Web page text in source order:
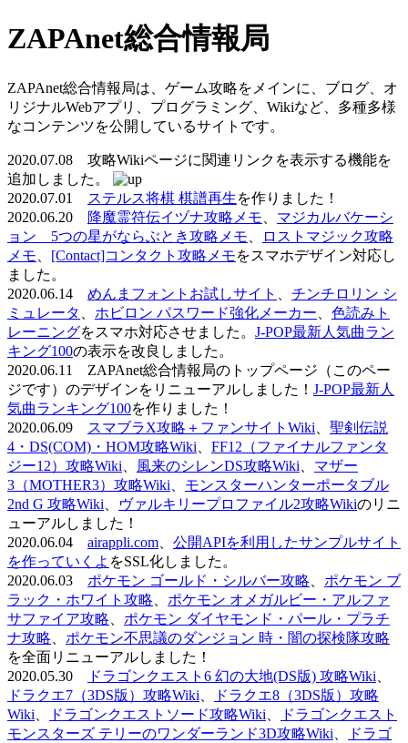
ZAPAnet総合情報局
ZAPAnet総合情報局は、ゲーム攻略をメインに、ブログ、オ
リジナルWebアプリ、プログラミング、Wikiなど、多種多様
なコンテンツを公開しているサイトです。
2020.07.08 攻略Wikiページに関連リンクを表示する機能を
追加しました。
2020.07.01
ステルス将棋 棋譜再生を作りました！
2020.06.20
降魔霊符伝イヅナ攻略メモ
マジカルバケーシ
ョン 5つの星がならぶとき攻略メモ
ロストマジック攻略
メモ
[Contact]コンタクト攻略メモをスマホデザイン対応し
ました。
2020.06.14 めんまフォントお試しサイト
チンチロリン シ
ミュレータ
ホビロン パスワード強化メーカー
色読みト
レーニングをスマホ対応させました。 J-POP最新人気曲ラン
キング100の表示を改良しました。
2020.06.11 ZAPAnet総合情報局のトップページ（このペー
ジです）のデザインをリニューアルしました！ J-POP最新人
気曲ランキング100を作りました！
2020.06.09
スマブラX攻略＋ファンサイトWiki
聖剣伝説
4・DS(COM)・HOM攻略Wiki
FF12（ファイナルファンタ
ジー12）攻略Wiki
風来のシレンDS攻略Wiki
マザー
3（MOTHER3）攻略Wiki
モンスターハンターポータブル
2nd G 攻略Wiki
ヴァルキリープロファイル2攻略Wikiのリニ
ューアルしました！
2020.06.04 airappli.com
公開APIを利用したサンプルサイト
を作っていくよ をSSL化しました。
2020.06.03 ポケモン ゴールド・シルバー攻略
ポケモン ブ
ラック・ホワイト攻略
ポケモン オメガルビー・アルファ
サファイア攻略
ポケモン ダイヤモンド・パール・プラチ
ナ攻略
ポケモン不思議のダンジョン 時・闇の探検隊攻略
を全面リニューアルしました！
2020.05.30
ドラゴンクエスト6 幻の大地(DS版) 攻略Wiki
ドラクエ7（3DS版）攻略Wiki
ドラクエ8（3DS版）攻略
Wiki
ドラゴンクエストソード攻略Wiki
ドラゴンクエスト
モンスターズ テリーのワンダーランド3D攻略Wiki
ドラゴ